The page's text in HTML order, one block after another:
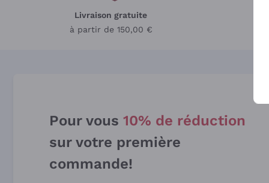
Livraison gratuite
à partir de 150,00 €
Pour vous 10% de réduction
sur votre première
commande!